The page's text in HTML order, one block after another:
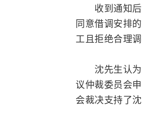
收到通知后
同意借调安排
工且拒绝合理
沈先生认
议仲裁委员会
会裁决支持了